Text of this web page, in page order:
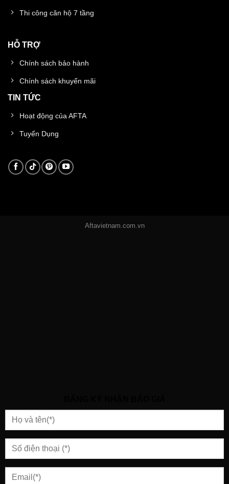
Thi công căn hộ 7 tầng
HỖ TRỢ
Chính sách bảo hành
Chính sách khuyến mãi
TIN TỨC
Hoạt động của AFTA
Tuyển Dụng
Aftavietnam.com.vn